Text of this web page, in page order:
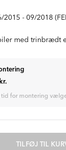
2015 - 09/2018
med trinbrædt
tid for montering
TILFØJ TIL